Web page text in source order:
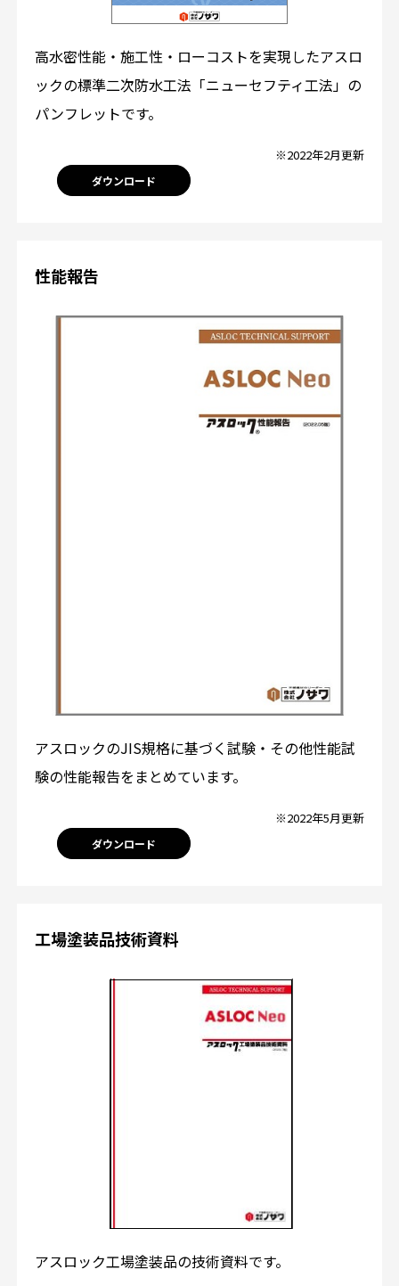
高水密性能・施工性・ローコストを実現したアスロ
ックの標準二次防水工法「ニューセフティ工法」の
パンフレットです。
※2022年2月更新
ダウンロード
性能報告
アスロックのJIS規格に基づく試験・その他性能試
験の性能報告をまとめています。
※2022年5月更新
ダウンロード
工場塗装品技術資料
アスロック工場塗装品の技術資料です。